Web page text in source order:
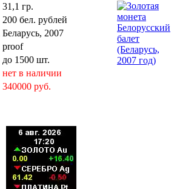
31,1 гр.
200 бел. рублей
Беларусь, 2007
proof
до 1500 шт.
нет в наличии
340000 руб.